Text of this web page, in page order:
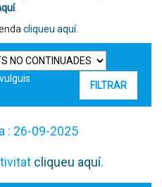
.
cliqueu aquí.
: 26-09-2025
cliqueu aquí.